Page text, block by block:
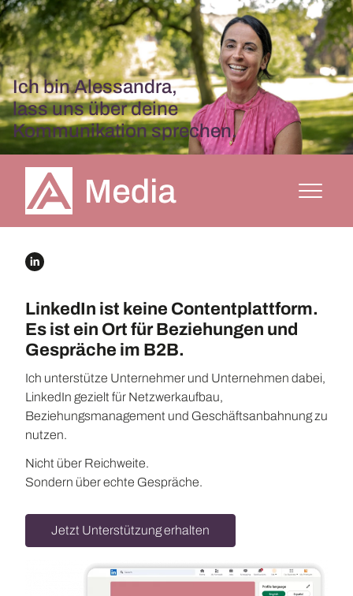
Ich bin Alessandra,
lass uns über deine
Kommunikation sprechen.
LinkedIn ist keine Contentplattform.
Es ist ein Ort für Beziehungen und
Gespräche im B2B.
Ich unterstütze Unternehmer und Unternehmen dabei,
LinkedIn gezielt für Netzwerkaufbau,
Beziehungsmanagement und Geschäftsanbahnung zu
nutzen.
Nicht über Reichweite.
Sondern über echte Gespräche.
Jetzt Unterstützung erhalten